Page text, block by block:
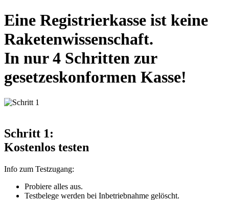
Eine Registrierkasse ist keine
Raketenwissenschaft.
In nur 4 Schritten zur
gesetzeskonformen Kasse!
Schritt 1:
Kostenlos testen
Info zum Testzugang:
Probiere alles aus.
Testbelege werden bei Inbetriebnahme gelöscht.